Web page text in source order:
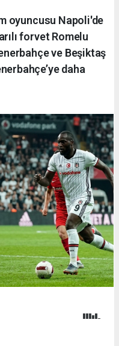
oyuncusu Napoli'de
forvet Romelu
ve Beşiktaş
daha